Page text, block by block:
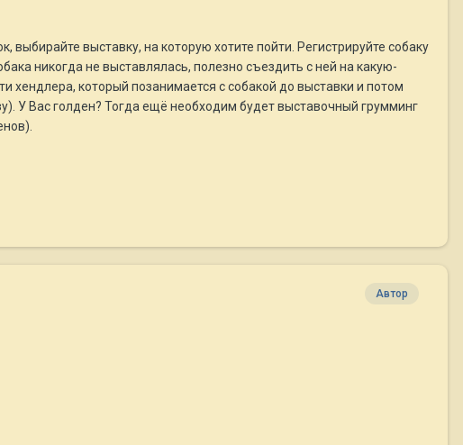
выставку, на которую хотите пойти. Регистрируйте собаку
никогда не выставлялась, полезно съездить с ней на какую-
хендлера, который позанимается с собакой до выставки и потом
У Вас голден? Тогда ещё необходим будет выставочный грумминг
Автор